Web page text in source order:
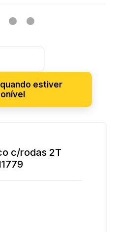
estiver
c/rodas 2T